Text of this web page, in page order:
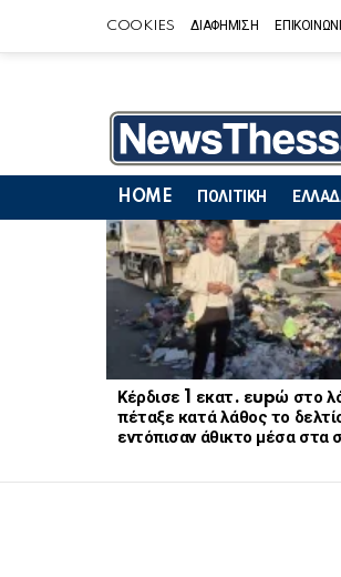
COOKIES ΔΙΑΦΗΜΙΣΗ
HOME ΠΟΛΙΤΙΚΗ
LATEST
STORIES
Κέρδισε 1 εκατ. εupώ στο
πέταξε κατά λάθος το
εντόπισαν άθικτο μέσα στα